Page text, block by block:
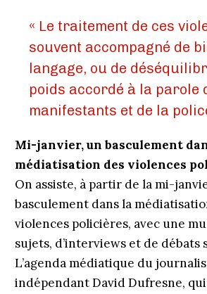
« Le traitement de ces
souvent accompagné de
langage, ou de
poids accordé à la parole
manifestants et de la
Mi-janvier, un basculement
médiatisation des violences
On assiste, à partir de la mi-
basculement dans la
violences policières, avec une
sujets, d’interviews et de débats
L’agenda médiatique du
indépendant David Dufresne, qui